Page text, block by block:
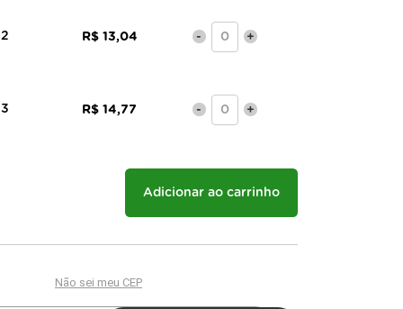
R$ 13,04 - +
R$ 14,77 - +
Adicionar ao carrinho